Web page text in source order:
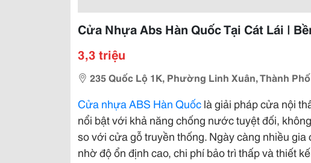
Cửa Nhựa Abs Hàn Quốc Tại Cát Lái |
3,3 triệu
235 Quốc Lộ 1K, Phường Linh Xuân, Thành
Cửa nhựa ABS Hàn Quốclà giải pháp cửa nội
nổi bật với khả năng chống nước tuyệt đối,
so với cửa gỗ truyền thống. Ngày càng nhiều
nhờ độ ổn định cao, chi phí bảo trì thấp và thiết